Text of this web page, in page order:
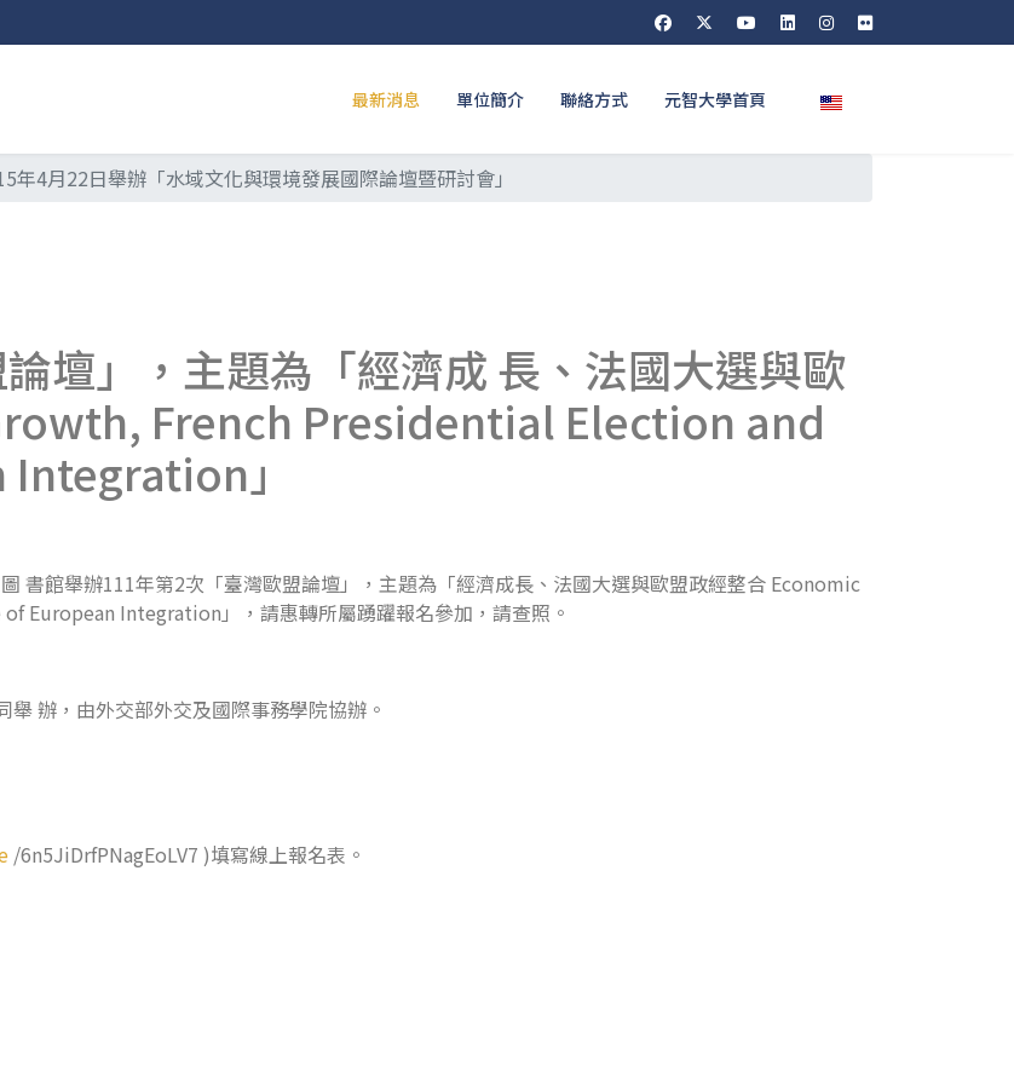
最新消息 單位簡介 聯絡方式 元智大學首頁 選擇你的語言
年4月22日舉辦「水域文化與環境發展國際論壇暨研討會」
壇」，主題為「經濟成 長、法國大選與歐
French Presidential Election and
」
書館舉辦111年第2次「臺灣歐盟論壇」，主題為「經濟成長、法國大選與歐盟政經整合 Economic
European Integration」，請惠轉所屬踴躍報名參加，請查照。
辦，由外交部外交及國際事務學院協辦。
/6n5JiDrfPNagEoLV7 )填寫線上報名表。